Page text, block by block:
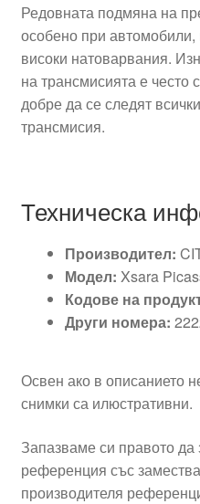
Редовната подмяна на
особено при
високи натоварвания.
на трансмисията е
добре да се следят
трансмисия.
Техническа
Производител:
Модел: Xsara
Кодове на
Други номера:
Освен ако в описанието
снимки са илюстративни.
Запазваме си правото
референция със
производителя